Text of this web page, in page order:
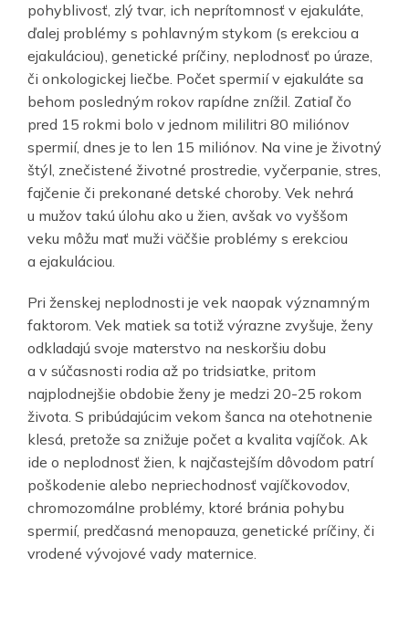
pohyblivosť, zlý tvar, ich neprítomnosť v ejakuláte,
ďalej problémy s pohlavným stykom (s erekciou a
ejakuláciou), genetické príčiny, neplodnosť po úraze,
či onkologickej liečbe. Počet spermií v ejakuláte sa
behom posledným rokov rapídne znížil. Zatiaľ čo
pred 15 rokmi bolo v jednom mililitri 80 miliónov
spermií, dnes je to len 15 miliónov. Na vine je životný
štýl, znečistené životné prostredie, vyčerpanie, stres,
fajčenie či prekonané detské choroby. Vek nehrá
u mužov takú úlohu ako u žien, avšak vo vyššom
veku môžu mať muži väčšie problémy s erekciou
a ejakuláciou.
Pri ženskej neplodnosti je vek naopak významným
faktorom. Vek matiek sa totiž výrazne zvyšuje, ženy
odkladajú svoje materstvo na neskoršiu dobu
a v súčasnosti rodia až po tridsiatke, pritom
najplodnejšie obdobie ženy je medzi 20-25 rokom
života. S pribúdajúcim vekom šanca na otehotnenie
klesá, pretože sa znižuje počet a kvalita vajíčok. Ak
ide o neplodnosť žien, k najčastejším dôvodom patrí
poškodenie alebo nepriechodnosť vajíčkovodov,
chromozomálne problémy, ktoré bránia pohybu
spermií, predčasná menopauza, genetické príčiny, či
vrodené vývojové vady maternice.